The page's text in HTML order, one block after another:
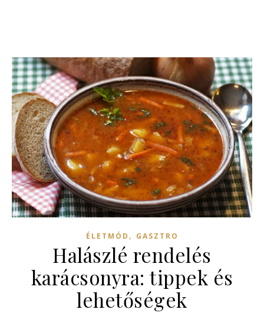
ÉLETMÓD , GASZTRO
Halászlé rendelés
karácsonyra: tippek és
lehetőségek